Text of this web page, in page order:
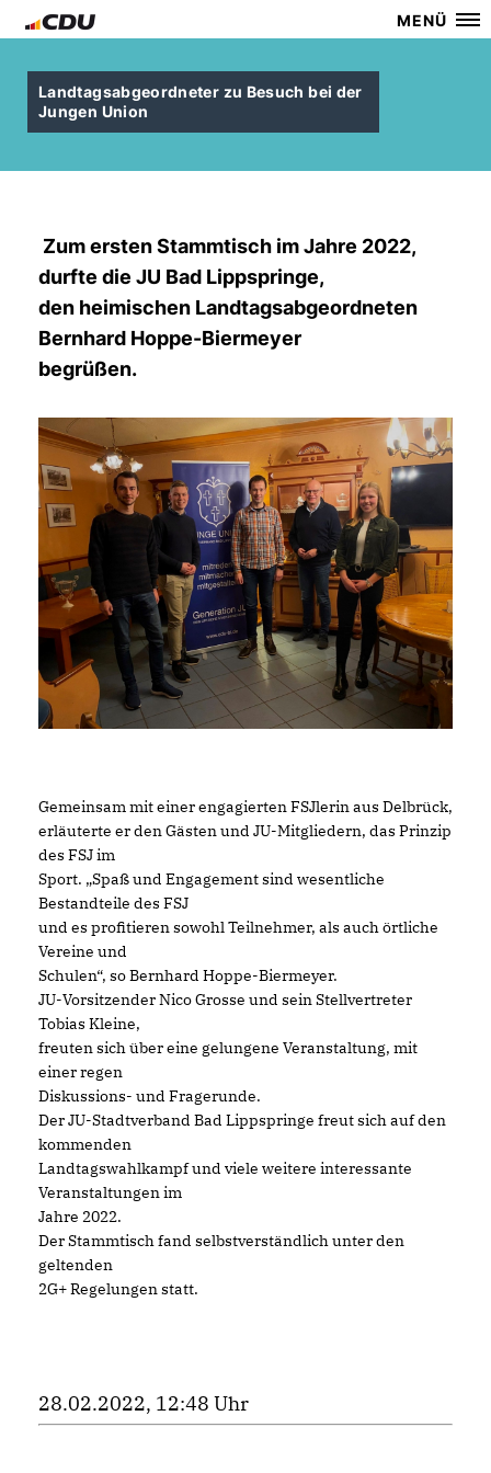
MENÜ
Landtagsabgeordneter zu Besuch bei der
Jungen Union
Zum ersten Stammtisch im Jahre 2022,
durfte die JU Bad Lippspringe,
den heimischen Landtagsabgeordneten
Bernhard Hoppe-Biermeyer
begrüßen.
Gemeinsam mit einer engagierten FSJlerin aus Delbrück,
erläuterte er den Gästen und JU-Mitgliedern, das Prinzip
des FSJ im
Sport. „Spaß und Engagement sind wesentliche
Bestandteile des FSJ
und es profitieren sowohl Teilnehmer, als auch örtliche
Vereine und
Schulen“, so Bernhard Hoppe-Biermeyer.
JU-Vorsitzender Nico Grosse und sein Stellvertreter
Tobias Kleine,
freuten sich über eine gelungene Veranstaltung, mit
einer regen
Diskussions- und Fragerunde.
Der JU-Stadtverband Bad Lippspringe freut sich auf den
kommenden
Landtagswahlkampf und viele weitere interessante
Veranstaltungen im
Jahre 2022.
Der Stammtisch fand selbstverständlich unter den
geltenden
2G+ Regelungen statt.
28.02.2022, 12:48 Uhr